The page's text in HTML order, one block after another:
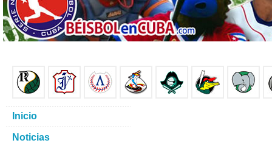
Inicio
Noticias